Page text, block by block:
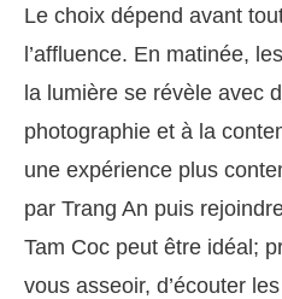
Le choix dépend avant
l’affluence. En matinée,
la lumière se révèle avec
photographie et à la
une expérience plus
par Trang An puis
Tam Coc peut être idéal;
vous asseoir, d’écouter